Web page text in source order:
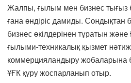
Жалпы, ғылым мен бизнес тығыз
ғана өндіріс дамиды. Сондықтан
бизнес өкілдерінен тұратын
ғылыми-техникалық қызмет
коммерцияландыру жобаларына
ҰҒК құру жоспарланып отыр.